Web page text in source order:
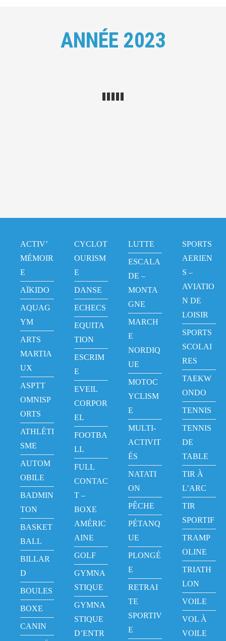
ANNÉE 2023
ACTIV’
MÉMOIR
E
AÏKIDO
AQUAG
YM
ARTS
MARTIA
UX
ASPTT
OMNISP
ORTS
ATHLÉTI
SME
AUTOM
OBILE
BADMIN
TON
BASKET
BALL
BILLAR
D
BOULES
BOXE
CANIN
CYCLOT
OURISM
E
DANSE
ECHECS
EQUITA
TION
ESCRIM
E
EVEIL
CORPOR
EL
FOOTBA
LL
FULL
CONTAC
T –
BOXE
AMÉRIC
AINE
GOLF
GYMNA
STIQUE
GYMNA
STIQUE
D’ENTR
LUTTE
ESCALA
DE –
MONTA
GNE
MARCH
E
NORDIQ
UE
MOTOC
YCLISM
E
MULTI-
ACTIVIT
ÉS
NATATI
ON
PÊCHE
PÉTANQ
UE
PLONGÉ
E
RETRAI
TE
SPORTIV
E
SPORTS
AERIEN
S –
AVIATIO
N DE
LOISIR
SPORTS
SCOLAI
RES
TAEKW
ONDO
TENNIS
TENNIS
DE
TABLE
TIR À
L’ARC
TIR
SPORTIF
TRAMP
OLINE
TRIATH
LON
VOILE
VOL À
VOILE